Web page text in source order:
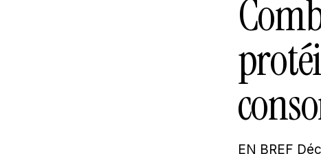
EN BREF